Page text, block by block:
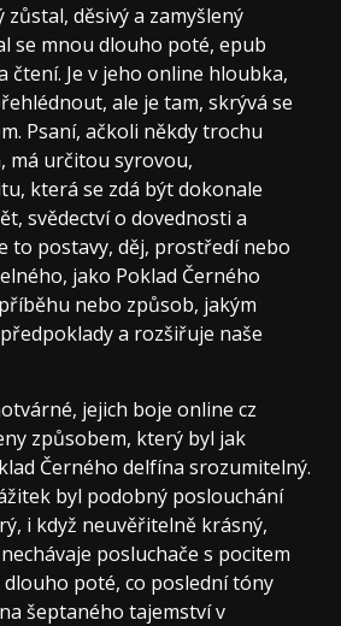
děsivý a zamyšlený
se mnou dlouho poté, epub
čtení. Je v jeho online hloubka,
ale je tam, skrývá se
Psaní, ačkoli někdy trochu
má určitou syrovou,
která se zdá být dokonale
svědectví o dovednosti a
to postavy, děj, prostředí nebo
jako Poklad Černého
nebo způsob, jakým
a rozšiřuje naše
jejich boje online cz
způsobem, který byl jak
Černého delfína srozumitelný.
byl podobný poslouchání
i když neuvěřitelně krásný,
posluchače s pocitem
poté, co poslední tóny
šeptaného tajemství v